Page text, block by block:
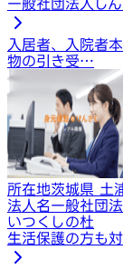
一般社団法人し
入居者、入院者
物の引き受…
所在地茨城県 土
法人名一般社団
いつくしの杜
生活保護の方も